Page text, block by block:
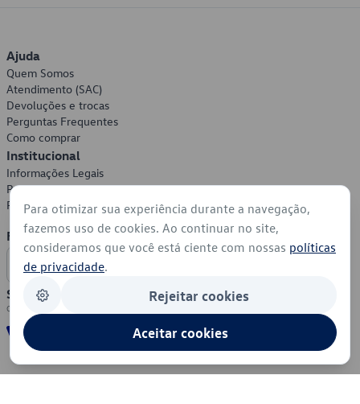
Ajuda
Quem Somos
Atendimento (SAC)
Devoluções e trocas
Perguntas Frequentes
Como comprar
Institucional
Informações Legais
Política de Privacidade
Política de Cookies
Formas de Pagamento
Segurança
Para otimizar sua experiência durante a navegação,
fazemos uso de cookies. Ao continuar no site,
consideramos que você está ciente com nossas políticas
de privacidade.
Rejeitar cookies
Aceitar cookies